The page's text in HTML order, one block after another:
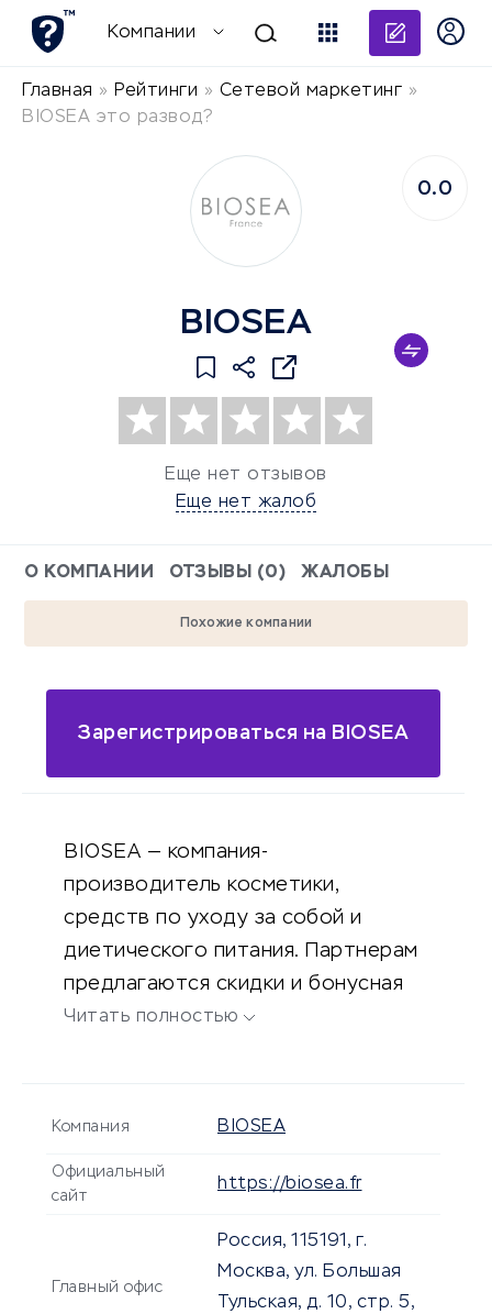
Компании
Главная » Рейтинги » Сетевой маркетинг »
BIOSEA это развод?
BIOSEA
Еще нет отзывов
Еще нет жалоб
0.0
О КОМПАНИИ ОТЗЫВЫ (0) ЖАЛОБЫ
Похожие компании
Зарегистрироваться на BIOSEA
BIOSEA — компания-
производитель косметики,
средств по уходу за собой и
диетического питания. Партнерам
предлагаются скидки и бонусная
программа.
Читать полностью
Компания BIOSEA
Официальный
сайт
https://biosea.fr
Главный офис
Россия, 115191, г.
Москва, ул. Большая
Тульская, д. 10, стр. 5,